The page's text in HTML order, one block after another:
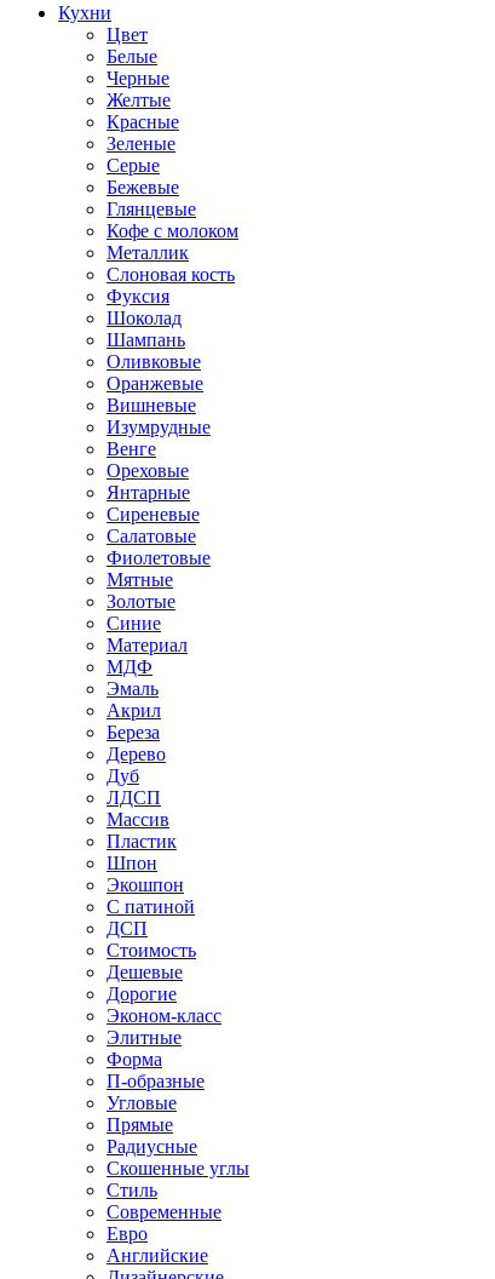
Кухни
Цвет
Белые
Черные
Желтые
Красные
Зеленые
Серые
Бежевые
Глянцевые
Кофе с молоком
Металлик
Слоновая кость
Фуксия
Шоколад
Шампань
Оливковые
Оранжевые
Вишневые
Изумрудные
Венге
Ореховые
Янтарные
Сиреневые
Салатовые
Фиолетовые
Мятные
Золотые
Синие
Материал
МДФ
Эмаль
Акрил
Береза
Дерево
Дуб
ЛДСП
Массив
Пластик
Шпон
Экошпон
С патиной
ДСП
Стоимость
Дешевые
Дорогие
Эконом-класс
Элитные
Форма
П-образные
Угловые
Прямые
Радиусные
Скошенные углы
Стиль
Современные
Евро
Английские